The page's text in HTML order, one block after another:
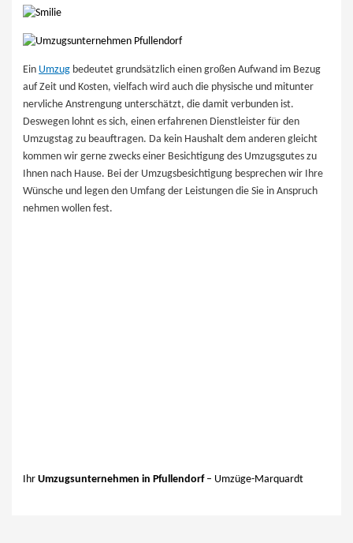
Ein Umzug bedeutet grundsätzlich einen großen Aufwand im Bezug
auf Zeit und Kosten, vielfach wird auch die physische und mitunter
nervliche Anstrengung unterschätzt, die damit verbunden ist.
Deswegen lohnt es sich, einen erfahrenen Dienstleister für den
Umzugstag zu beauftragen. Da kein Haushalt dem anderen gleicht
kommen wir gerne zwecks einer Besichtigung des Umzugsgutes zu
Ihnen nach ​Hause. Bei der Umzugsbesichtigung besprechen wir Ihre
Wünsche und legen den Umfang der Leistungen die Sie in Anspruch
nehmen wollen fest.
IhrUmzugsunternehmen in Pfullendorf– Umzüge-Marquardt